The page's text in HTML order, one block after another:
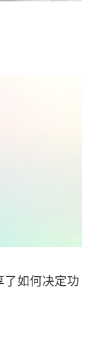
如何决定功